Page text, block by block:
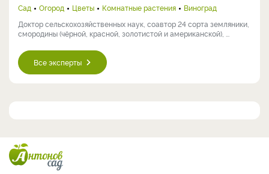
Сад Огород Цветы Комнатные растения
Виноград
Доктор сельскохозяйственных наук, соавтор 24 сорта земляники,
смородины (чёрной, красной, золотистой и американской), ...
Все эксперты